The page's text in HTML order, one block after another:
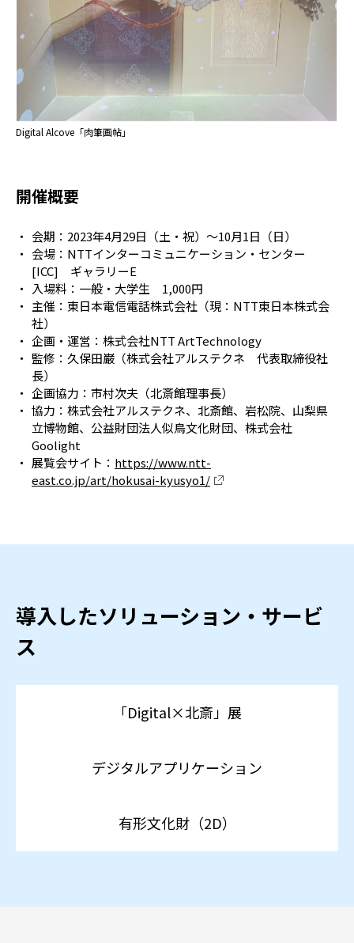
Digital Alcove「肉筆画帖」
開催概要
会期：2023年4月29日（土・祝）～10月1日（日）
会場：NTTインターコミュニケーション・センター
[ICC] ギャラリーE
入場料：一般・大学生 1,000円
主催：東日本電信電話株式会社（現：NTT東日本株式会
社）
企画・運営：株式会社NTT ArtTechnology
監修：久保田巌（株式会社アルステクネ 代表取締役社
長）
企画協力：市村次夫（北斎館理事長）
協力：株式会社アルステクネ、北斎館、岩松院、山梨県
立博物館、公益財団法人似鳥文化財団、株式会社
Goolight
展覧会サイト： https://www.ntt-
east.co.jp/art/hokusai-kyusyo1/
導入したソリューション・サービ
ス
「Digital×北斎」展
デジタルアプリケーション
有形文化財（2D）